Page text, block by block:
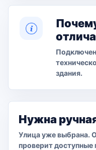
здания.
Нужна
Улица уже выбрана.
проверит доступные